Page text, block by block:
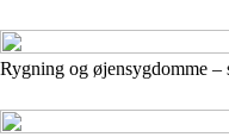
Rygning og øjensygdomme –